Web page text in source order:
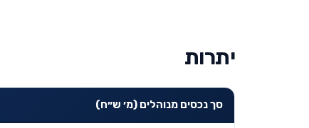
יתרות
סך נכסים מנוהלים (מ׳ ש״ח)